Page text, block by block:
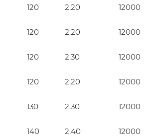
120 2.20 12000
120 2.20 12000
120 2.30 12000
120 2.20 12000
130 2.30 12000
140 2.40 12000